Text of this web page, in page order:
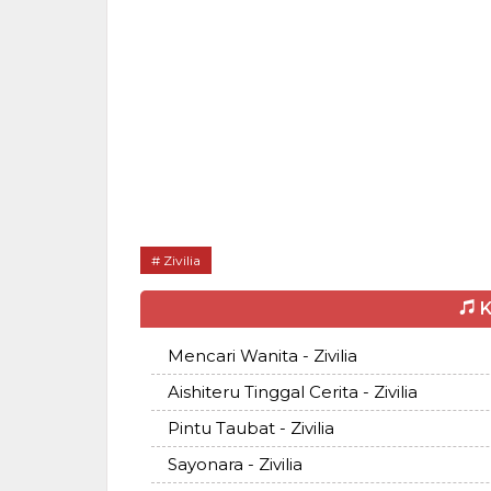
Zivilia
Mencari Wanita - Zivilia
Aishiteru Tinggal Cerita - Zivilia
Pintu Taubat - Zivilia
Sayonara - Zivilia